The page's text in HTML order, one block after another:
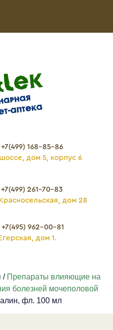
+7(499) 168-85-86
дом 5, корпус 6
+7(499) 261-70-83
дом 28
+7(495) 962-00-81
дом 1.
/ Препараты влияющие на
болезней мочеполовой
фл. 100 мл